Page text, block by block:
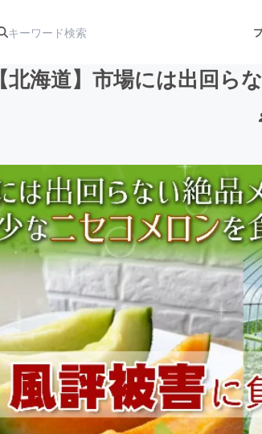
アート・写真 音楽
テクノロジー・ガジェット ゲー
映像・映画 書籍
ビジネス・起業 チャ
まちづくり・地域活性化
【北海道】市場には出回